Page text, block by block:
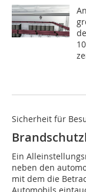
Sicherheit für
Ein
neben den
mit dem die